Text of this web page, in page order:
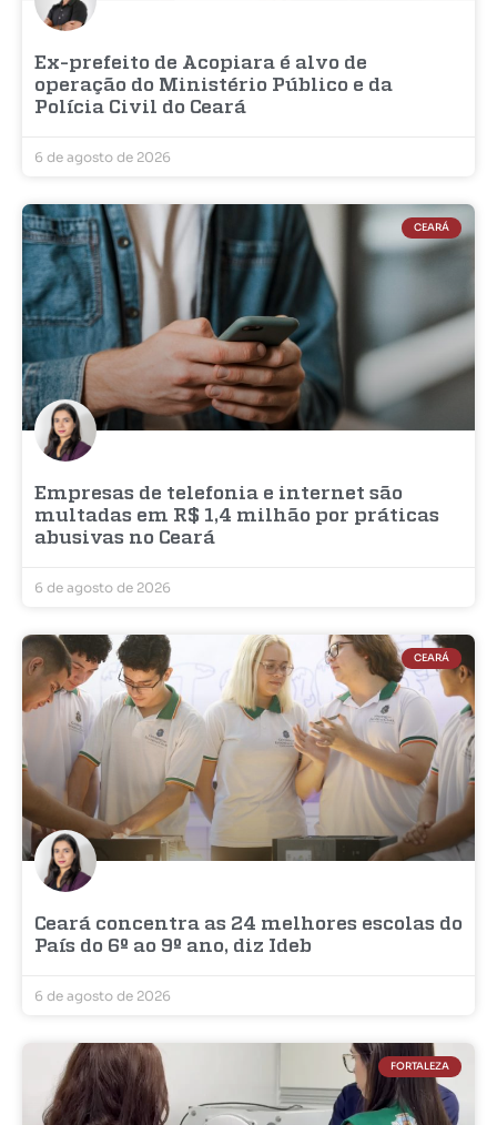
Ex-prefeito de Acopiara é alvo de
operação do Ministério Público e da
Polícia Civil do Ceará
6 de agosto de 2026
CEARÁ
Empresas de telefonia e internet são
multadas em R$ 1,4 milhão por práticas
abusivas no Ceará
6 de agosto de 2026
CEARÁ
Ceará concentra as 24 melhores escolas do
País do 6º ao 9º ano, diz Ideb
6 de agosto de 2026
FORTALEZA